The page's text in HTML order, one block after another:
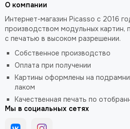
О компании
Интернет-магазин Picasso с 2016
производством модульных картин,
с печатью в высоком разрешении.
Собственное производство
Оплата при получении
Картины оформлены на
лаком
Качественная печать по
Мы в социальных сетях